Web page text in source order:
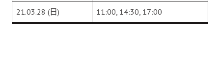
21.03.28 (日) 11:00, 14:30, 17:00